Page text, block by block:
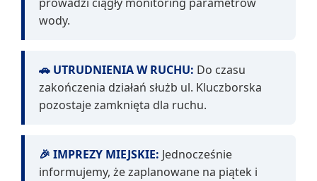
wody.
🚗 UTRUDNIENIA W RUCHU: Do czasu
zakończenia działań służb ul. Kluczborska
pozostaje zamknięta dla ruchu.
🎉 IMPREZY MIEJSKIE: Jednocześnie
informujemy, że zaplanowane na piątek i